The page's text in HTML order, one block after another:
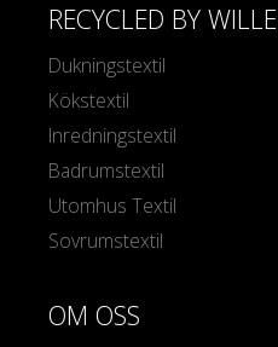
RECYCLED BY WILLE
Dukningstextil
Kökstextil
Inredningstextil
Badrumstextil
Utomhus Textil
Sovrumstextil
OM OSS